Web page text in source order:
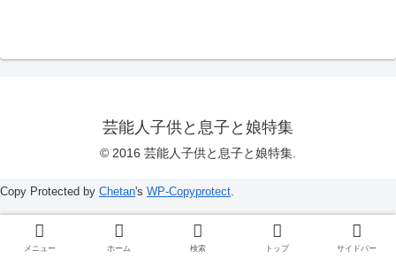
芸能人子供と息子と娘特集
© 2016 芸能人子供と息子と娘特集.
メニュー ホーム 検索 トップ サイドバー
Copy Protected by Chetan's WP-Copyprotect